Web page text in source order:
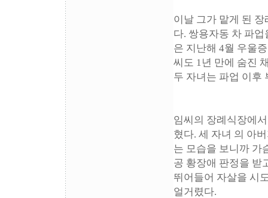
이날 그가 맡게 된
다. 쌍용자동 차 파
은 지난해 4월 우울
씨도 1년 만에 숨진
두 자녀는 파업 이후
임씨의 장례식장에
혔다. 세 자녀 의 아
는 모습을 보니까 가
공 황장애 판정을 받
뛰어들어 자살을 시
얼거렸다.